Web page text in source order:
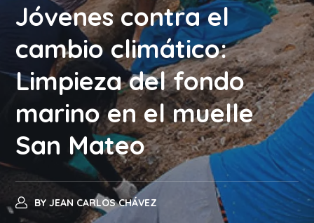
Jóvenes contra el
cambio climático:
Limpieza del fondo
marino en el muelle
San Mateo
BY JEAN CARLOS CHÁVEZ